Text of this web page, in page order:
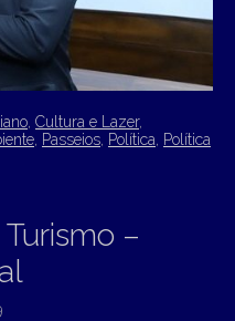
Cultura e Lazer,
Passeios Política
Política
–